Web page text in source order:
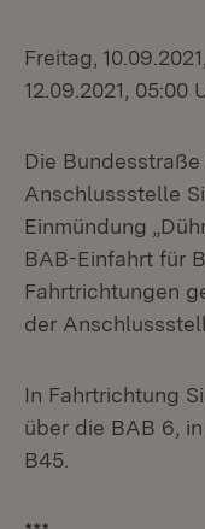
Freitag,
12.09.2021, 05:00
Die
Anschlussstelle
Einmündung
BAB-Einfahrt für
Fahrtrichtungen
der
In Fahrtrichtung
über die BAB 6,
B45.